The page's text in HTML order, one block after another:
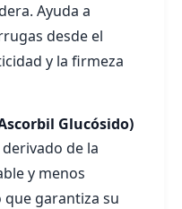
Ayuda a
desde el
y la firmeza
Glucósido)
de la
y menos
que garantiza su